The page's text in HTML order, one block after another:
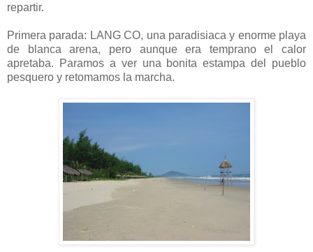
repartir.
Primera parada: LANG CO, una paradisiaca y enorme playa
de blanca arena, pero aunque era temprano el calor
apretaba. Paramos a ver una bonita estampa del pueblo
pesquero y retomamos la marcha.